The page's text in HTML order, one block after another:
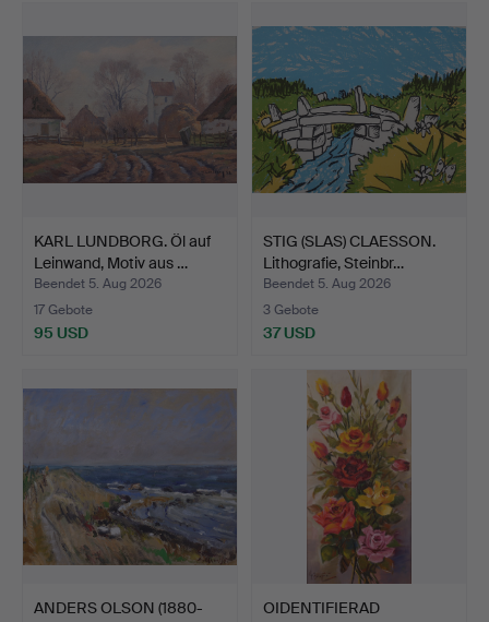
KARL LUNDBORG. Öl auf
Leinwand, Motiv aus …
Beendet 5. Aug 2026
17 Gebote
95 USD
STIG (SLAS) CLAESSON.
Lithografie, Steinbr…
Beendet 5. Aug 2026
3 Gebote
37 USD
ANDERS OLSON (1880-
OIDENTIFIERAD